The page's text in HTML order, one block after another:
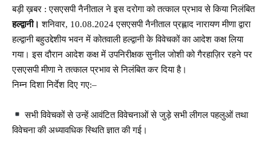
बड़ी ख़बर : एसएसपी नैनीताल ने इस दरोगा को तत्काल प्रभाव से किया निलंबित
हल्द्वानी। शनिवार, 10.08.2024 एसएसपी नैनीताल प्रह्लाद नारायण मीणा द्वारा
हल्द्वानी बहुउद्देशीय भवन में कोतवाली हल्द्वानी के विवेचकों का आदेश कक्ष लिया
गया। इस दौरान आदेश कक्ष में उपनिरीक्षक सुनील जोशी को गैरहाज़िर रहने पर
एसएसपी मीणा ने तत्काल प्रभाव से निलंबित कर दिया है।
निम्न दिशा निर्देश दिए गए:–
सभी विवेचकों से उन्हें आवंटित विवेचनाओं से जुड़े सभी लीगल पहलुओं तथा
विवेचना की अध्यावधिक स्थिति ज्ञात की गई।